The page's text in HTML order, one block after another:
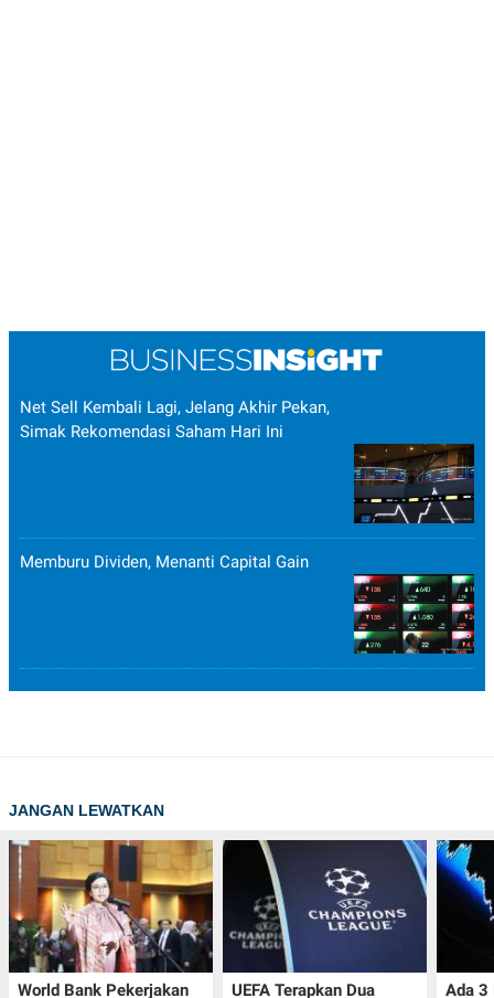
Net Sell Kembali Lagi, Jelang Akhir Pekan,
Simak Rekomendasi Saham Hari Ini
Memburu Dividen, Menanti Capital Gain
JANGAN LEWATKAN
World Bank Pekerjakan UEFA Terapkan Dua Ada 3